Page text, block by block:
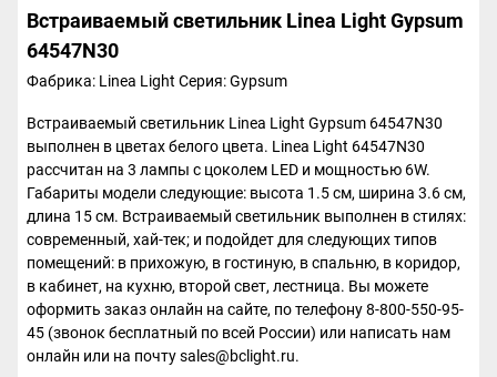
Встраиваемый светильник Linea Light Gypsum
64547N30
Фабрика: Linea Light Серия: Gypsum
Встраиваемый светильник Linea Light Gypsum 64547N30
выполнен в цветах белого цвета. Linea Light 64547N30
рассчитан на 3 лампы с цоколем LED и мощностью 6W.
Габариты модели следующие: высота 1.5 см, ширина 3.6 см,
длина 15 см. Встраиваемый светильник выполнен в стилях:
современный, хай-тек; и подойдет для следующих типов
помещений: в прихожую, в гостиную, в спальню, в коридор,
в кабинет, на кухню, второй свет, лестница. Вы можете
оформить заказ онлайн на сайте, по телефону 8-800-550-95-
45 (звонок бесплатный по всей России) или написать нам
онлайн или на почту sales@bclight.ru.